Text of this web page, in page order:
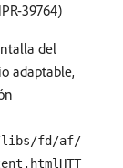
39764)
del
adaptable,
libs/fd/af/